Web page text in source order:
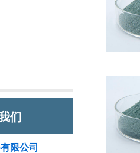
们
限公司